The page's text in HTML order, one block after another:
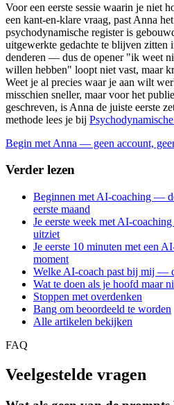
Voor een eerste sessie waarin je niet
een kant-en-klare vraag, past Anna
psychodynamische register is
uitgewerkte gedachte te blijven zitten
denderen — dus de opener "ik weet
willen hebben" loopt niet vast, maar
Weet je al precies waar je aan wilt
misschien sneller, maar voor het
geschreven, is Anna de juiste eerste
methode lees je bij
Begin met Anna — geen account,
Verder lezen
Beginnen met AI-coaching —
eerste maand
Je eerste week met AI-
uitziet
Je eerste 10 minuten met een
moment
Welke AI-coach past bij mij —
Wat te doen als je hoofd maar
Stoppen met overdenken
Bang om beoordeeld te worden
Alle artikelen bekijken
FAQ
Veelgestelde vragen